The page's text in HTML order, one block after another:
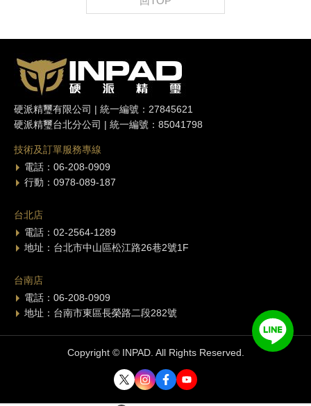
硬派精璽有限公司 | 統一編號：27845621
硬派精璽台北分公司 | 統一編號：85041798
技術及訂單服務專線
電話：06-208-0909
行動：0978-089-187
台北店
電話：02-2564-1289
地址：台北市中山區松江路26巷2號1F
台南店
電話：06-208-0909
地址：台南市東區長榮路二段282號
Copyright © INPAD. All Rights Reserved.